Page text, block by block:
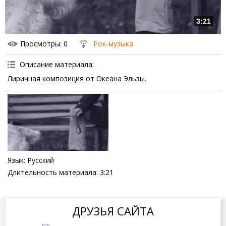
3:21
Просмотры: 0 Рок-музыка
Описание материала:
Лиричная композиция от Океана Эльзы.
Язык: Русский
Длительность материала: 3:21
ДРУЗЬЯ САЙТА